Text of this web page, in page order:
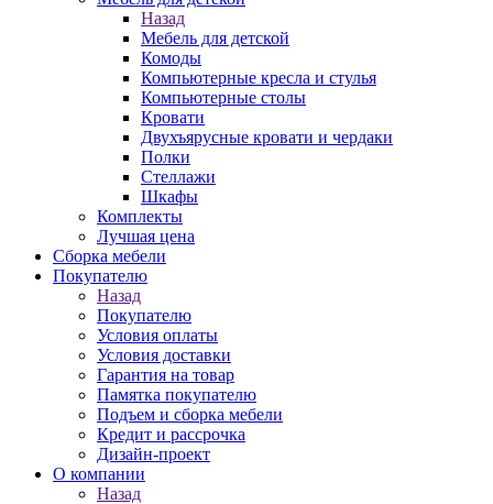
Назад
Мебель для детской
Комоды
Компьютерные кресла и стулья
Компьютерные столы
Кровати
Двухъярусные кровати и чердаки
Полки
Стеллажи
Шкафы
Комплекты
Лучшая цена
Сборка мебели
Покупателю
Назад
Покупателю
Условия оплаты
Условия доставки
Гарантия на товар
Памятка покупателю
Подъем и сборка мебели
Кредит и рассрочка
Дизайн-проект
О компании
Назад